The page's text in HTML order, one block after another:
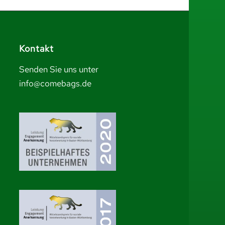
Kontakt
Senden Sie uns unter
info@comebags.de